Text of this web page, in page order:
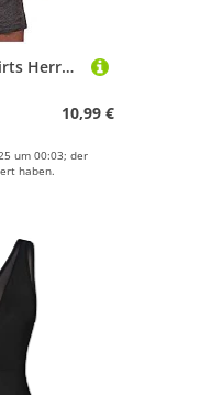
RMBLYfeiye Achselshirts Herren Rundhals Palm Druck Funktionsshirt Ärmellos Bodybuilding Tank Top Regular Fit Muskelshirts Fitness Trägershirt Basic Gym Top Oversized Sport Shirt Männer
10,99 €
um 00:03; der
haben.